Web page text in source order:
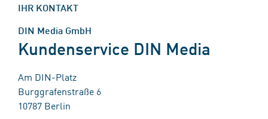
IHR KONTAKT
DIN Media GmbH
Kundenservice DIN Media
Am DIN-Platz
Burggrafenstraße 6
10787 Berlin